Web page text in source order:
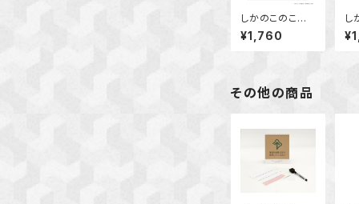
しかのこのこの
ここしたんたん
マグカップ
¥1,760
し
こ
ア
その他の商品